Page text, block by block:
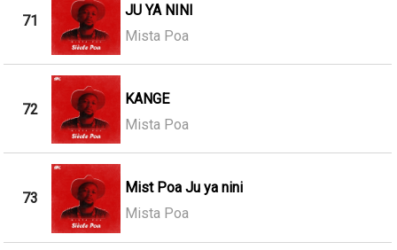
71
JU YA NINI
Mista Poa
72
KANGE
Mista Poa
73
Mist Poa Ju ya nini
Mista Poa